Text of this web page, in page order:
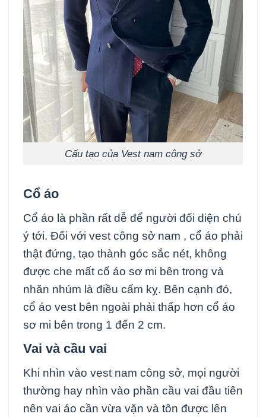
Cấu tạo của Vest nam công sở
Cổ áo
Cổ áo là phần rất dễ để người đối diện chú
ý tới. Đối với vest công sở nam , cổ áo phải
thật đứng, tạo thành góc sắc nét, không
được che mất cổ áo sơ mi bên trong và
nhăn nhúm là điều cấm kỵ. Bên cạnh đó,
cổ áo vest bên ngoài phải thấp hơn cổ áo
sơ mi bên trong 1 đến 2 cm.
Vai và cầu vai
Khi nhìn vào vest nam công sở, mọi người
thường hay nhìn vào phần cầu vai đầu tiên
nên vai áo cần vừa vặn và tôn được lên